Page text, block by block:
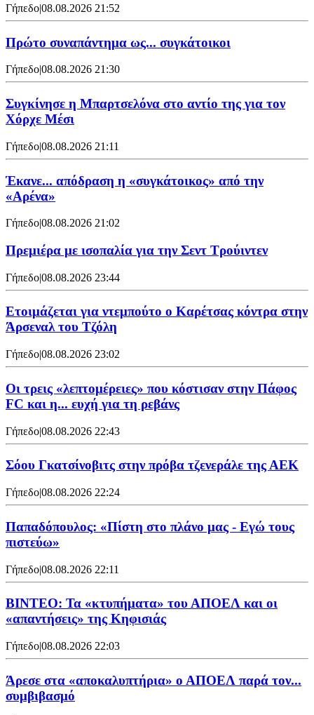
Γήπεδο|08.08.2026 21:52
Πρώτο συναπάντημα ως... συγκάτοικοι
Γήπεδο08.08.2026 21:30
Συγκίνησε η Μπαρτσελόνα στο αντίο της για τον
Χόρχε Μέσι
Γήπεδο|08.08.2026 21:11
Έκανε... απόδραση η «συγκάτοικος» από την
«Αρένα»
Γήπεδο|08.08.2026 21:02
Πρεμιέρα με ισοπαλία για την Σεντ Τρούιντεν
Γήπεδο|08.08.2026 23:44
Ετοιμάζεται για ντεμπούτο ο Καρέτσας κόντρα στην
Άρσεναλ του Τζόλη
Γήπεδο|08.08.2026 23:02
Οι τρεις «λεπτομέρειες» που κόστισαν στην Πάφος
FC και η... ευχή για τη ρεβάνς
Γήπεδο|08.08.2026 22:43
Σόου Γκατσίνοβιτς στην πρόβα τζενεράλε της ΑΕΚ
Γήπεδο|08.08.2026 22:24
Παπαδόπουλος: «Πίστη στο πλάνο μας - Εγώ τους
πιστεύω»
Γήπεδο|08.08.2026 22:11
ΒΙΝΤΕΟ: Τα «κτυπήματα» του ΑΠΟΕΛ και οι
«απαντήσεις» της Κηφισιάς
Γήπεδο|08.08.2026 22:03
Άρεσε στα «αποκαλυπτήρια» ο ΑΠΟΕΛ παρά τον...
συμβιβασμό